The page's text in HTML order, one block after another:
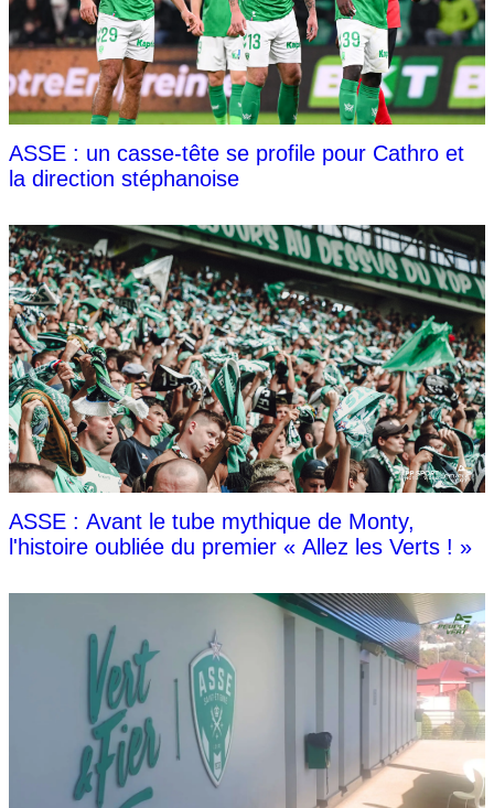
ASSE : un casse-tête se profile pour Cathro et
la direction stéphanoise
ASSE : Avant le tube mythique de Monty,
l'histoire oubliée du premier « Allez les Verts ! »